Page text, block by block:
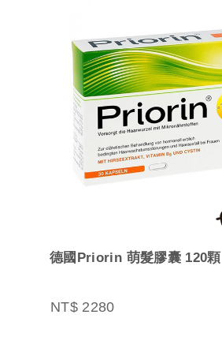
德國Priorin 萌髮膠囊 120顆
NT$ 2280